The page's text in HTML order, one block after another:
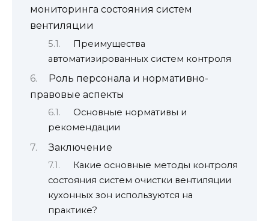
мониторинга состояния систем
вентиляции
Преимущества
автоматизированных систем контроля
Роль персонала и нормативно-
правовые аспекты
Основные нормативы и
рекомендации
Заключение
Какие основные методы контроля
состояния систем очистки вентиляции
кухонных зон используются на
практике?